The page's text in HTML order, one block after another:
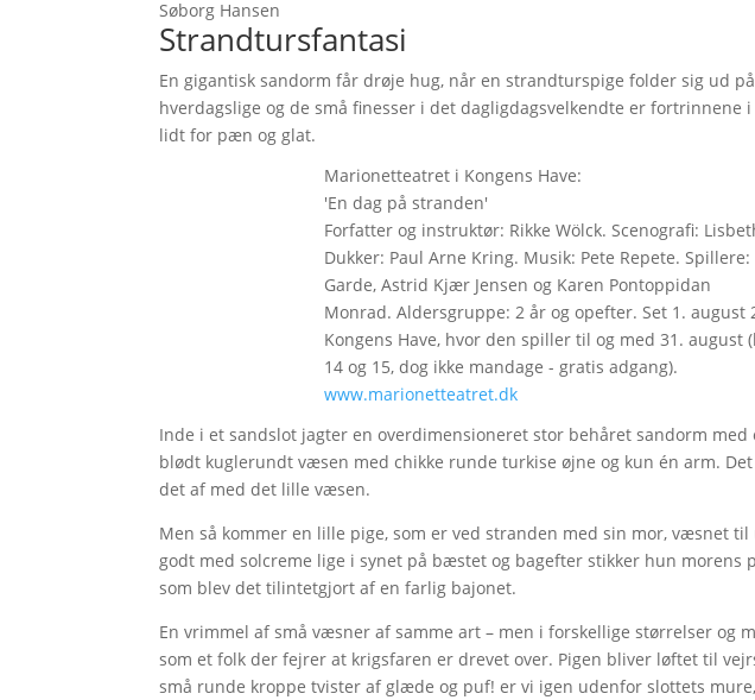
Søborg Hansen
Strandtursfantasi
En gigantisk sandorm får drøje hug, når en strandturspige folder sig ud
hverdagslige og de små finesser i det dagligdagsvelkendte er fortrinnene
lidt for pæn og glat.
Marionetteatret i Kongens Have:
'En dag på stranden'
Forfatter og instruktør: Rikke Wölck. Scenografi:
Dukker: Paul Arne Kring. Musik: Pete Repete.
Garde, Astrid Kjær Jensen og Karen Pontoppidan
Monrad. Aldersgruppe: 2 år og opefter. Set 1. august
Kongens Have, hvor den spiller til og med 31. august
14 og 15, dog ikke mandage - gratis adgang).
www.marionetteatret.dk
Inde i et sandslot jagter en overdimensioneret stor behåret sandorm
blødt kuglerundt væsen med chikke runde turkise øjne og kun én arm.
det af med det lille væsen.
Men så kommer en lille pige, som er ved stranden med sin mor, væsnet
godt med solcreme lige i synet på bæstet og bagefter stikker hun morens
som blev det tilintetgjort af en farlig bajonet.
En vrimmel af små væsner af samme art – men i forskellige størrelser og
som et folk der fejrer at krigsfaren er drevet over. Pigen bliver løftet til
små runde kroppe tvister af glæde og puf! er vi igen udenfor slottets